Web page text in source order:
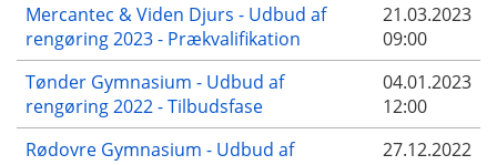
Mercantec & Viden Djurs - Udbud af
rengøring 2023 - Prækvalifikation
21.03.2023
09:00
Tønder Gymnasium - Udbud af
rengøring 2022 - Tilbudsfase
04.01.2023
12:00
Rødovre Gymnasium - Udbud af
27.12.2022